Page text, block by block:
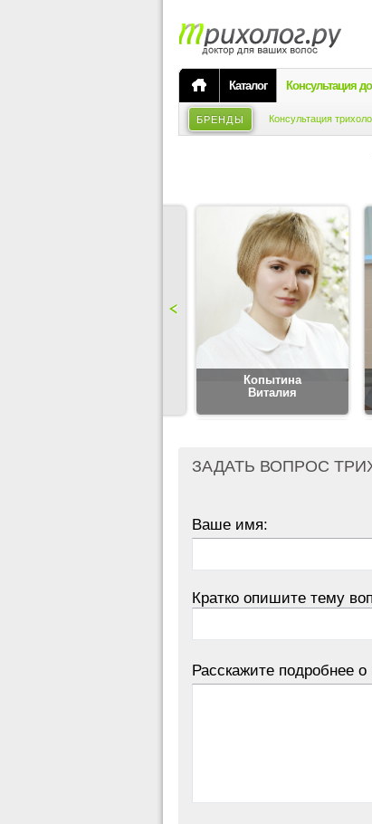
Каталог Консультация
БРЕНДЫ Консультация
Копытина
Виталия
ЗАДАТЬ ВОПРОС
Ваше имя:
Кратко опишите тему
Расскажите подробнее